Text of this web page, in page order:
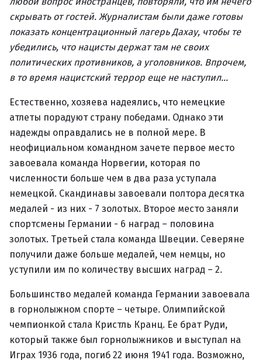
скрывать от гостей. Журналистам были даже готовы
показать концентрационный лагерь Дахау, чтобы те
убедились, что нацисты держат там не своих
политических противников, а уголовников. Впрочем,
в то время нацистский террор еще не наступил…
Естественно, хозяева надеялись, что немецкие
атлеты порадуют страну победами. Однако эти
надежды оправдались не в полной мере. В
неофициальном командном зачете первое место
завоевала команда Норвегии, которая по
численности больше чем в два раза уступала
немецкой. Скандинавы завоевали полтора десятка
медалей - из них - 7 золотых. Второе место заняли
спортсмены Германии - 6 наград – половина
золотых. Третьей стала команда Швеции. Северяне
получили даже больше медалей, чем немцы, но
уступили им по количеству высших наград – 2.
Большинство медалей команда Германии завоевала
в горнолыжном спорте – четыре. Олимпийской
чемпионкой стала Кристль Кранц. Ее брат Руди,
который также был горнолыжников и выступал на
Играх 1936 года, погиб 22 июня 1941 года. Возможно,